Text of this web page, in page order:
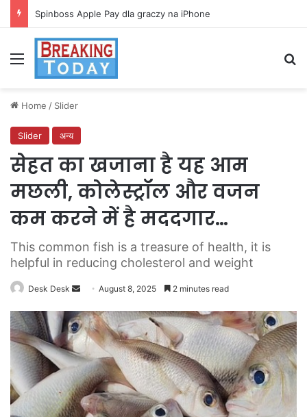
Spinboss Apple Pay dla graczy na iPhone
Menu
Home / Slider
Slider अन्य
सेहत का खजाना है यह आम
मछली, कोलेस्ट्रॉल और वजन
कम करने में है मददगार…
This common fish is a treasure of health, it is
helpful in reducing cholesterol and weight
Desk Desk
Send
email
August 8, 2025 2 minutes read